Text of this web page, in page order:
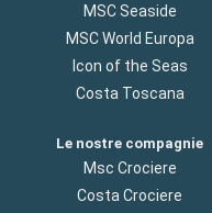
MSC Seaside
MSC World Europa
Icon of the Seas
Costa Toscana
Le nostre compagnie
Msc Crociere
Costa Crociere